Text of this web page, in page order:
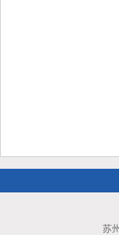
苏